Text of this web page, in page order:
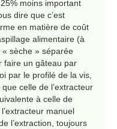
moins important
dire que c’est
en matière de coût
alimentaire (à
sèche » séparée
faire un gâteau par
par le profilé de la vis,
celle de l’extracteur
à celle de
manuel
l’extraction, toujours